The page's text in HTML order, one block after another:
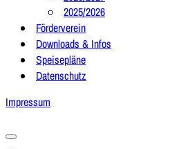
2025/2026
Förderverein
Downloads & Infos
Speisepläne
Datenschutz
Impressum
Navigationsmenü